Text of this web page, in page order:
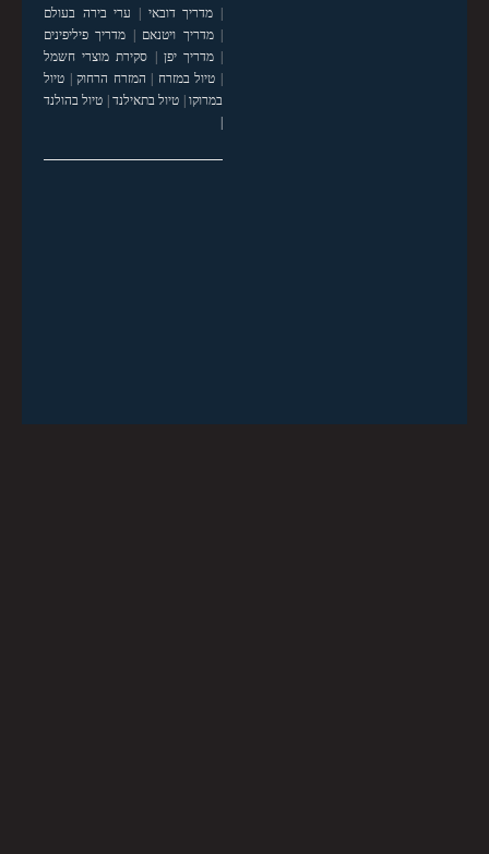
| מדריך דובאי | ערי בירה בעולם
|מדריך ויטנאם | מדריך פיליפינים
|מדריך יפן | סקירת מוצרי חשמל
| טיול במזרח | המזרח הרחוק| טיול
במרוקו| טיול בתאילנד| טיול בהולנד
|